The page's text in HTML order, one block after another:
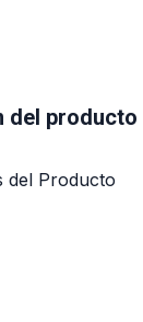
del producto
del Producto